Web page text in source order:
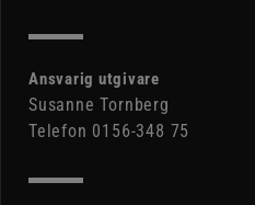
Ansvarig utgivare
Susanne Tornberg
Telefon 0156-348 75